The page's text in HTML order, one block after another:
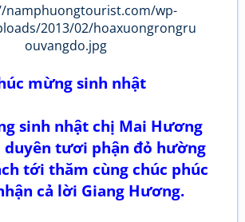
mừng sinh nhật
sinh nhật chị Mai Hương
duyên tươi phận đỏ hường
tới thăm cùng chúc phúc
cả lời Giang Hương.